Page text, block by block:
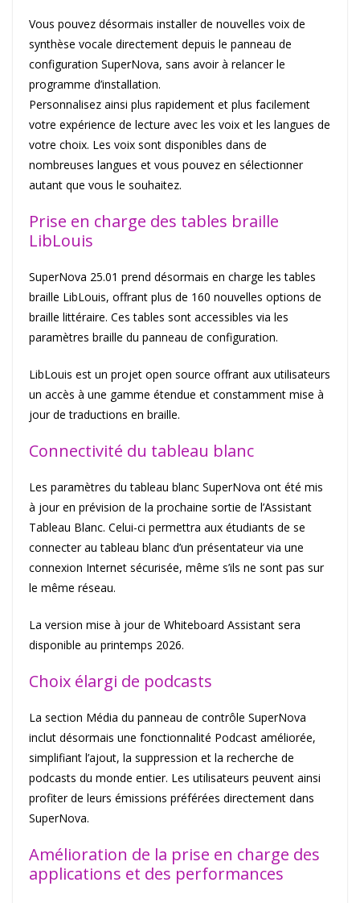
Vous pouvez désormais installer de nouvelles voix de
synthèse vocale directement depuis le panneau de
configuration SuperNova, sans avoir à relancer le
programme d’installation.
Personnalisez ainsi plus rapidement et plus facilement
votre expérience de lecture avec les voix et les langues de
votre choix. Les voix sont disponibles dans de
nombreuses langues et vous pouvez en sélectionner
autant que vous le souhaitez.
Prise en charge des tables braille
LibLouis
SuperNova 25.01 prend désormais en charge les tables
braille LibLouis, offrant plus de 160 nouvelles options de
braille littéraire. Ces tables sont accessibles via les
paramètres braille du panneau de configuration.
LibLouis est un projet open source offrant aux utilisateurs
un accès à une gamme étendue et constamment mise à
jour de traductions en braille.
Connectivité du tableau blanc
Les paramètres du tableau blanc SuperNova ont été mis
à jour en prévision de la prochaine sortie de l’Assistant
Tableau Blanc. Celui-ci permettra aux étudiants de se
connecter au tableau blanc d’un présentateur via une
connexion Internet sécurisée, même s’ils ne sont pas sur
le même réseau.
La version mise à jour de Whiteboard Assistant sera
disponible au printemps 2026.
Choix élargi de podcasts
La section Média du panneau de contrôle SuperNova
inclut désormais une fonctionnalité Podcast améliorée,
simplifiant l’ajout, la suppression et la recherche de
podcasts du monde entier. Les utilisateurs peuvent ainsi
profiter de leurs émissions préférées directement dans
SuperNova.
Amélioration de la prise en charge des
applications et des performances